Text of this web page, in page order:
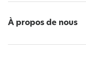
À propos de nous